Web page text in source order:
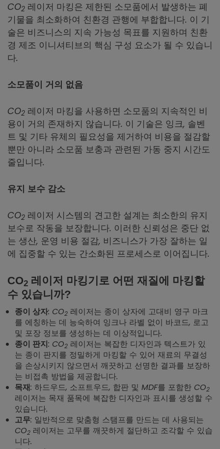
CO2 레이저 마킹은 제한된 소모품에서 발생하는 폐
기물을 최소화하여 친환경 관행에 부합합니다. 이 기
술은 비즈니스의 지속 가능성 목표를 지원하며 친환
경 제조 이니셔티브의 핵심 구성 요소가 될 수 있습니
다.
소모품이 거의 없음
CO2 레이저 마킹을 사용하면 소모품의 지속적인 비
용이 거의 존재하지 않습니다. 이 기술은 잉크, 솔벤
트 및 기타 유체의 필요성을 제거하여 비용을 절감할
뿐만 아니라 소모품 보충과 관련된 가동 중지 시간도
줄입니다.
유지 보수 감소
CO2 레이저 시스템의 견고한 설계는 최소한의 유지
보수로 작동을 보장합니다. 이러한 신뢰성은 중단 없
는 생산, 운영 비용 절감, 비즈니스가 가장 잘하는 일
에 집중할 수 있는 간소화된 프로세스로 이어집니다.
CO2 레이저 마킹기로 어떤 재질에 마킹할
수 있습니까?
종이 상자: CO2 레이저는 종이 상자에 고대비 영구 마크
를 에칭하는 데 능숙하여 잉크나 라벨 없이 바코드, 로고
및 포장 정보를 생성하는 데 이상적입니다.
종이 판지 : CO2 레이저는 복잡한 디자인과 텍스트가 있
는 종이 판지를 정밀하게 마킹할 수 있어 재료의 무결성
을 손상시키지 않으면서 깨끗하고 선명한 결과를 보장하
는 비접촉 방법을 제공합니다.
목재: 하드우드, 소프트우드, 합판 및 MDF를 포함한 CO2
레이저는 목재 품목에 복잡한 디자인과 표시를 생성할 수
있습니다.
고무: 일반적으로 맞춤형 스탬프를 만드는 데 사용되는
CO2 레이저는 고무를 깨끗하게 절단하고 조각할 수 있습
니다.